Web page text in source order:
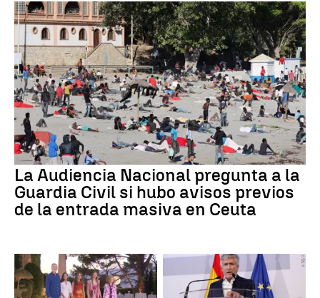
La Audiencia Nacional pregunta a la
Guardia Civil si hubo avisos previos
de la entrada masiva en Ceuta